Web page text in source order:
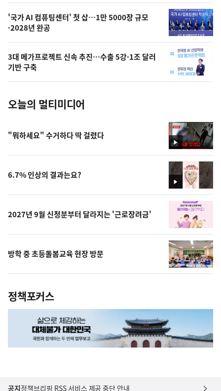
오
늘
사
진
'국가 AI 컴퓨팅센터' 첫 삽…1만 5000장 규모
·2028년 완공
3대 메가프로젝트 신속 추진…수출 5강·1조 달러
기반 구축
오늘의 멀티미디어
영
상
"뭐하세요" 수거하다 딱 걸렸다
영
상
6.7% 인상의 결과는요?
2027년 9월 신청분부터 달라지는 '근로장려금'
방학 중 초등돌봄교육 현장 방문
정책포커스
공지정책브리핑 RSS 서비스 제공 중단 안내